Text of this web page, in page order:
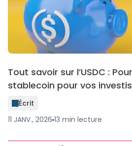
Tout savoir sur l’USDC :
stablecoin pour vos
Écrit
11 JANV., 2026 13 min lecture